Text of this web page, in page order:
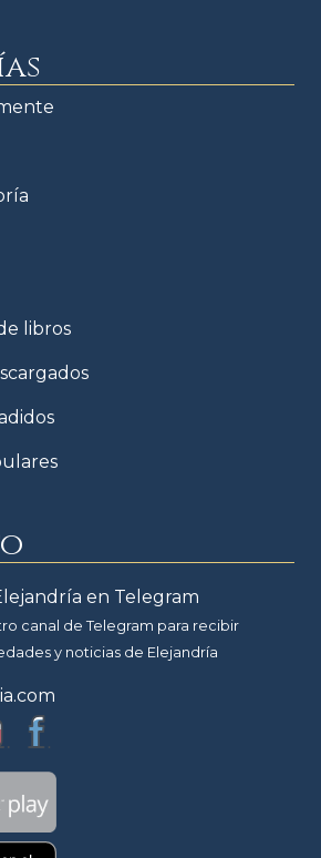
libros
en Telegram
canal de Telegram para recibir
y noticias de Elejandría